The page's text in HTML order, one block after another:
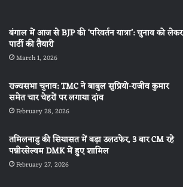
बंगाल में आज से BJP की ‘परिवर्तन यात्रा’: चुनाव को लेकर
पार्टी की तैयारी
March 1, 2026
राज्यसभा चुनाव: TMC ने बाबुल सुप्रियो-राजीव कुमार
समेत चार चेहरों पर लगाया दांव
February 28, 2026
तमिलनाडु की सियासत में बड़ा उलटफेर, 3 बार CM रहे
पन्नीरसेल्वम DMK में हुए शामिल
February 27, 2026